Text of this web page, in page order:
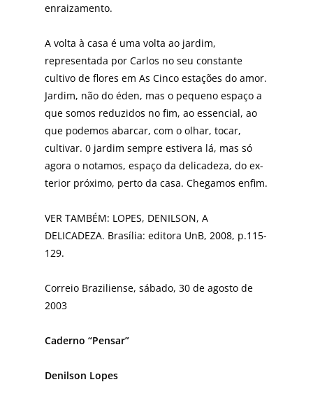
enraizamento.
A volta à casa é uma vol­ta ao jardim,
representada por Carlos no seu cons­tante
cultivo de flores em As Cinco estações do amor.
Jardim, não do éden, mas o pequeno espaço a
que somos re­duzidos no fim, ao essen­cial, ao
que podemos abarcar, com o olhar, tocar,
cultivar. 0 jardim sempre es­tivera lá, mas só
agora o nota­mos, espaço da delicadeza, do ex­
terior próximo, perto da casa. Chegamos enfim.
VER TAMBÉM: LOPES, DENILSON, A
DELICADEZA. Brasília: editora UnB, 2008, p.115-
129.
Correio Braziliense, sábado, 30 de agosto de
2003
Caderno “Pensar”
Denilson Lopes